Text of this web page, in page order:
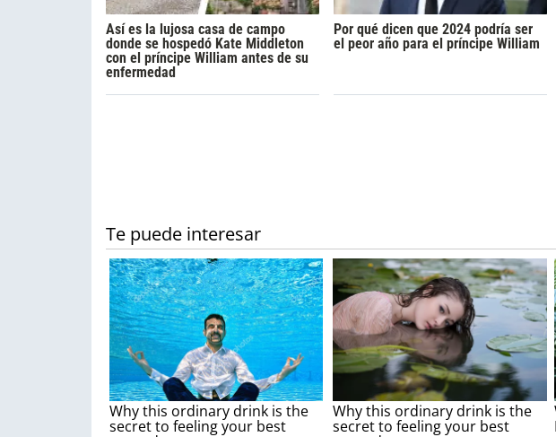
Así es la lujosa casa de campo
donde se hospedó Kate Middleton
con el príncipe William antes de su
enfermedad
Por qué dicen que 2024 podría ser
el peor año para el príncipe William